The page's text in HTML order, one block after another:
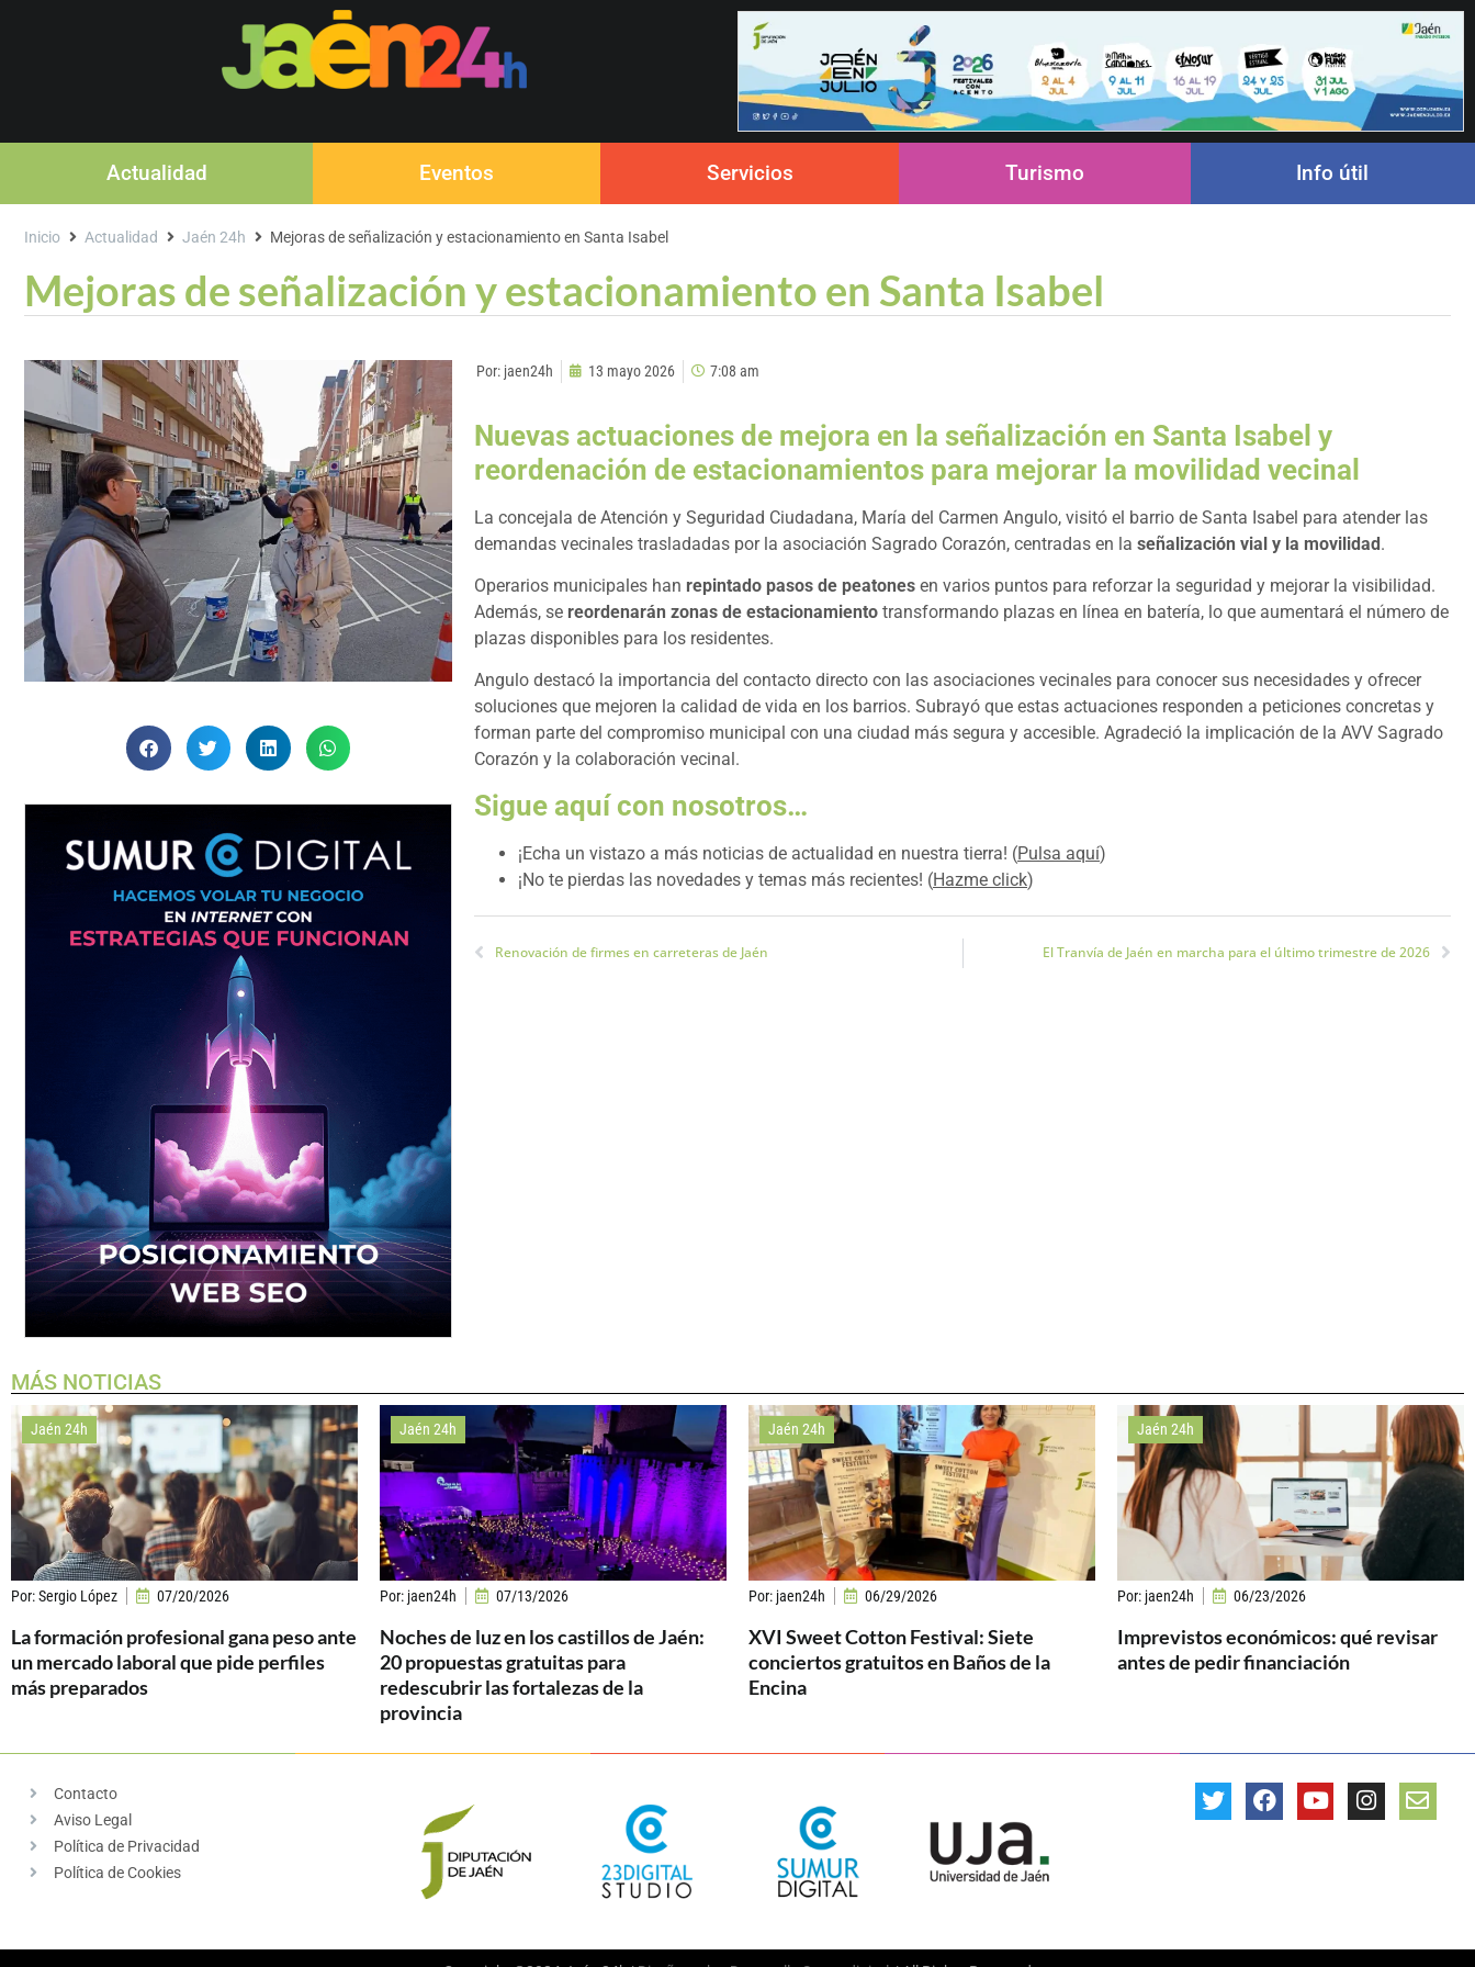
Actualidad Eventos Servicios Turismo Info útil
Mejoras de señalización y estacionamiento en Santa Isabel
Inicio Actualidad Jaén 24h Mejoras de señalización y estacionamiento en Santa Isabel
Por: jaen24h 13 mayo 2026 7:08 am
Nuevas actuaciones de mejora en la señalización en Santa Isabel y
reordenación de estacionamientos para mejorar la movilidad vecinal
La concejala de Atención y Seguridad Ciudadana, María del Carmen Angulo, visitó el barrio de Santa Isabel para atender las
demandas vecinales trasladadas por la asociación Sagrado Corazón, centradas en la señalización vial y la movilidad.
Operarios municipales han repintado pasos de peatones en varios puntos para reforzar la seguridad y mejorar la visibilidad.
Además, se reordenarán zonas de estacionamiento transformando plazas en línea en batería, lo que aumentará el número de
plazas disponibles para los residentes.
Angulo destacó la importancia del contacto directo con las asociaciones vecinales para conocer sus necesidades y ofrecer
soluciones que mejoren la calidad de vida en los barrios. Subrayó que estas actuaciones responden a peticiones concretas y
forman parte del compromiso municipal con una ciudad más segura y accesible. Agradeció la implicación de la AVV Sagrado
Corazón y la colaboración vecinal.
Sigue aquí con nosotros…
¡Echa un vistazo a más noticias de actualidad en nuestra tierra! (Pulsa aquí)
¡No te pierdas las novedades y temas más recientes! (Hazme click)
Renovación de firmes en carreteras de Jaén El Tranvía de Jaén en marcha para el último trimestre de 2026
MÁS NOTICIAS
Jaén 24h
Por:Sergio López 07/20/2026
La formación profesional gana peso ante
un mercado laboral que pide perfiles
más preparados
Jaén 24h
Por: jaen24h 07/13/2026
Noches de luz en los castillos de Jaén:
20 propuestas gratuitas para
redescubrir las fortalezas de la
provincia
Jaén 24h
Por: jaen24h 06/29/2026
XVI Sweet Cotton Festival: Siete
conciertos gratuitos en Baños de la
Encina
Jaén 24h
Por: jaen24h 06/23/2026
Imprevistos económicos: qué revisar
antes de pedir financiación
Contacto
Aviso Legal
Política de Privacidad
Política de Cookies